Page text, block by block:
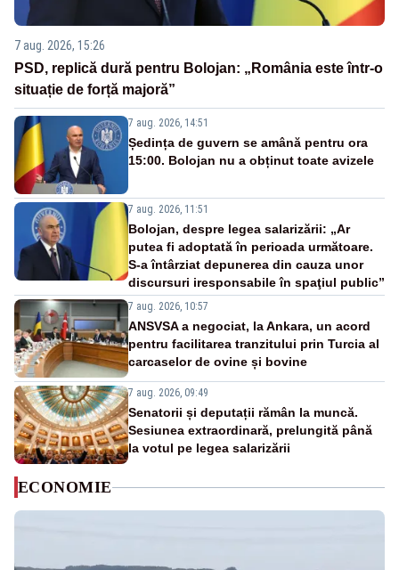
7 aug. 2026, 15:26
PSD, replică dură pentru Bolojan: „România este într-o
situație de forță majoră”
7 aug. 2026, 14:51
Ședința de guvern se amână pentru ora
15:00. Bolojan nu a obținut toate avizele
7 aug. 2026, 11:51
Bolojan, despre legea salarizării: „Ar
putea fi adoptată în perioada următoare.
S-a întârziat depunerea din cauza unor
discursuri iresponsabile în spaţiul public”
7 aug. 2026, 10:57
ANSVSA a negociat, la Ankara, un acord
pentru facilitarea tranzitului prin Turcia al
carcaselor de ovine și bovine
7 aug. 2026, 09:49
Senatorii și deputații rămân la muncă.
Sesiunea extraordinară, prelungită până
la votul pe legea salarizării
ECONOMIE